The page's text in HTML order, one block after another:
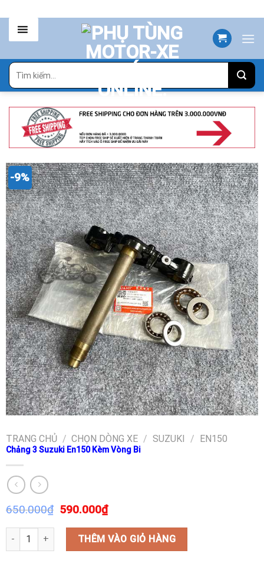
to
content
Tìm
kiếm:
-9%
TRANG CHỦ / CHỌN DÒNG XE / SUZUKI / EN150
Chảng 3 Suzuki En150 Kèm Vòng Bi
650.000₫ 590.000₫
Chảng 3 Suzuki En150 Kèm Vòng Bi số lượng
THÊM VÀO GIỎ HÀNG